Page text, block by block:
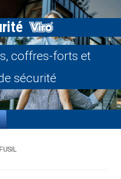
coffres-forts et
sécurité